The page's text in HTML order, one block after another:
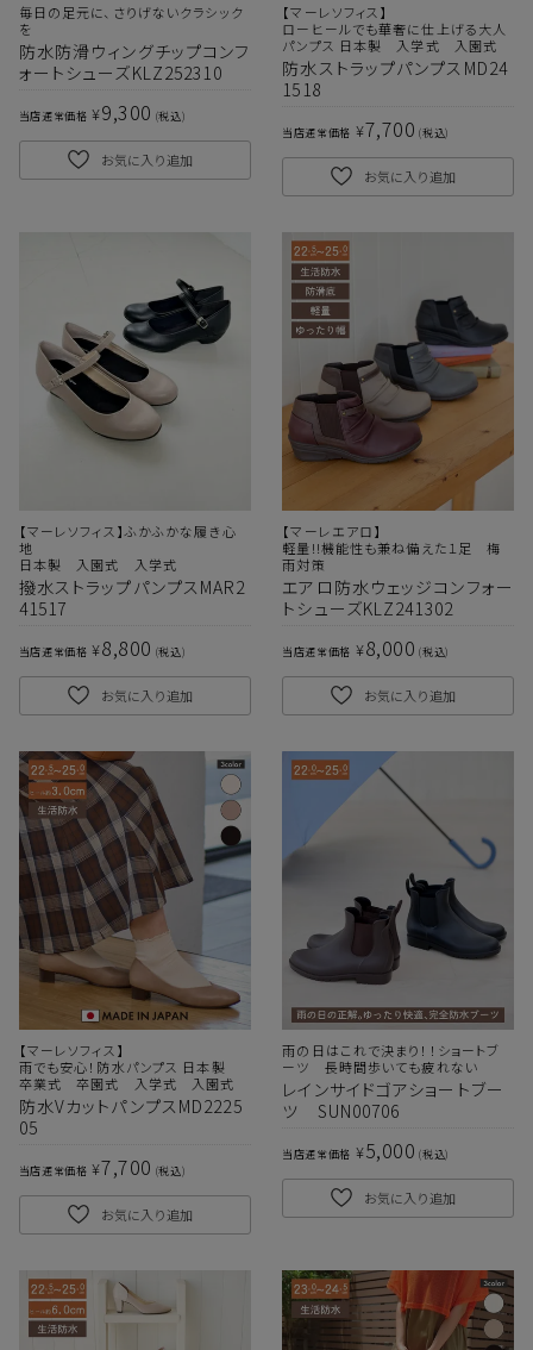
毎日の足元に、さりげないクラシック
を
防水防滑ウィングチップコンフ
ォートシューズKLZ252310
当店通常価格 ¥9,300 税込
お気に入り追加
【マーレソフィス】
ローヒールでも華奢に仕上げる大人
パンプス 日本製 入学式 入園式
防水ストラップパンプスMD24
1518
当店通常価格 ¥7,700 税込
お気に入り追加
【マーレソフィス】ふかふかな履き心
地
日本製 入園式 入学式
撥水ストラップパンプスMAR2
41517
当店通常価格 ¥8,800 税込
お気に入り追加
【マーレエアロ】
軽量!!機能性も兼ね備えた１足 梅
雨対策
エアロ防水ウェッジコンフォー
トシューズKLZ241302
当店通常価格 ¥8,000 税込
お気に入り追加
【マーレソフィス】
雨でも安心！防水パンプス 日本製
卒業式 卒園式 入学式 入園式
防水VカットパンプスMD2225
05
当店通常価格 ¥7,700 税込
お気に入り追加
雨の日はこれで決まり！！ショートブ
ーツ 長時間歩いても疲れない
レインサイドゴアショートブー
ツ SUN00706
当店通常価格 ¥5,000 税込
お気に入り追加